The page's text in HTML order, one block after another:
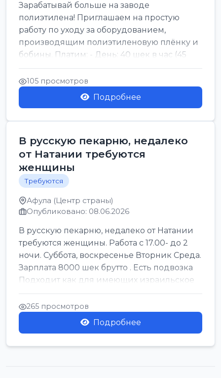
Зарабатывай больше на заводе
полиэтилена! Приглашаем на простую
работу по уходу за оборудованием,
производящим полиэтиленовую плёнку и
бобины. Платим: - День: 40 шек в час (45
для синих бумаг и виз) -...
105 просмотров
Подробнее
В русскую пекарню, недалеко
от Натании требуются
женщины
Требуются
Афула (Центр страны)
Опубликовано: 08.06.2026
В русскую пекарню, недалеко от Натании
требуются женщины. Работа с 17.00- до 2
ночи. Суббота, воскресенье Вторник Среда.
Зарплата 8000 шек брутто . Есть подвозка
Подходит как для имеющих израильское
г...
265 просмотров
Подробнее